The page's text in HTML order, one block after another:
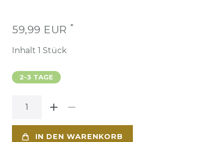
59,99 EUR *
Inhalt 1 Stück
2-3 TAGE
IN DEN WARENKORB